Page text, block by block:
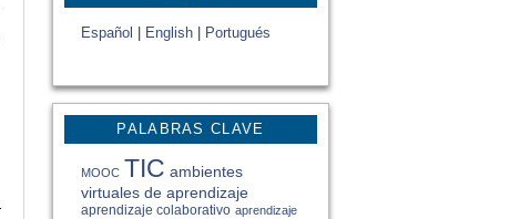
Español English Portugués
PALABRAS CLAVE
MOOC TIC ambientes
virtuales de aprendizaje
aprendizaje colaborativo aprendizaje